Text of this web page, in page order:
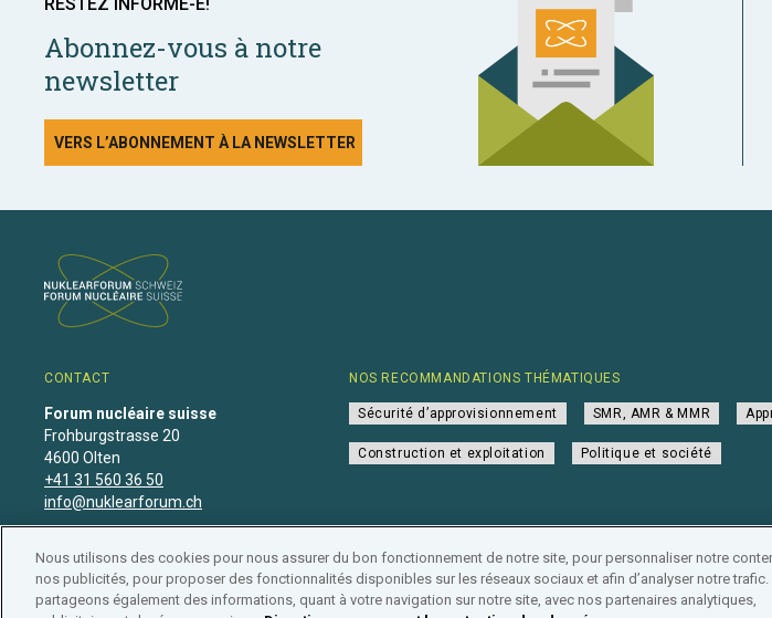
Abonnez-vous à notre
newsletter
VERS L’ABONNEMENT À LA NEWSLETTER
CONTACT
Forum nucléaire suisse
Frohburgstrasse 20
4600 Olten
+41 31 560 36 50
info@nuklearforum.ch
NOS RECOMMANDATIONS THÉMATIQUES
Sécurité d’approvisionnement SMR, AMR & MMR
Construction et exploitation Politique et société
Déclaration de confidentialité • Impressum • Affiliation • Répertoire des entreprises
Nous utilisons des cookies pour nous assurer du bon fonctionnement de notre site, pour personnaliser notre
nos publicités, pour proposer des fonctionnalités disponibles sur les réseaux sociaux et afin d’analyser notre trafic.
partageons également des informations, quant à votre navigation sur notre site, avec nos partenaires analytiques,